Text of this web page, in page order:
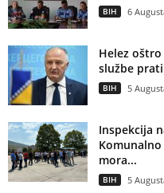
BIH 6
Helez
službe
BIH 5
Inspekcija
mora...
BIH 5